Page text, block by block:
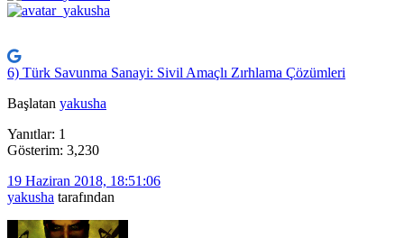
6) Türk Savunma Sanayi: Sivil Amaçlı Zırhlama Çözümleri
Başlatan yakusha
Yanıtlar: 1
Gösterim: 3,230
19 Haziran 2018, 18:51:06
yakusha tarafından